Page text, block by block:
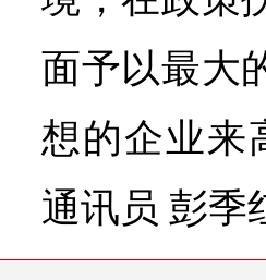
面予以最大
想的企业来
通讯员 彭季